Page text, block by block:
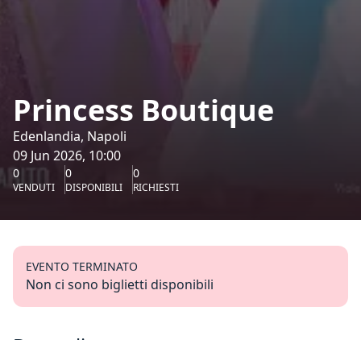
Princess Boutique
Edenlandia, Napoli
09 Jun 2026, 10:00
0
VENDUTI
0
DISPONIBILI
0
RICHIESTI
EVENTO TERMINATO
Non ci sono biglietti disponibili